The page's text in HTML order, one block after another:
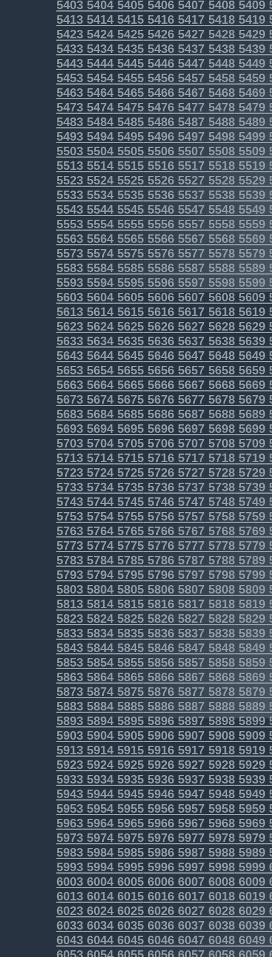
5403540454055406540754085409
5413541454155416541754185419
5423542454255426542754285429
5433543454355436543754385439
5443544454455446544754485449
5453545454555456545754585459
5463546454655466546754685469
54735474547554765477 54785479
54835484548554865487 54885489
54935494549554965497 54985499
55035504550555065507 55085509
55135514551555165517 55185519
5523552455255526552755285529
55335534553555365537 55385539
55435544554555465547 55485549
55535554555555565557 55585559
55635564556555665567 55685569
55735574557555765577 55785579
55835584558555865587 55885589
55935594559555965597 55985599
5603560456055606560756085609
5613561456155616561756185619
5623562456255626562756285629
5633563456355636563756385639
5643564456455646564756485649
5653565456555656565756585659
5663566456655666566756685669
5673567456755676567756785679
5683568456855686568756885689
5693569456955696569756985699
5703570457055706570757085709
5713571457155716571757185719
5723572457255726572757285729
5733573457355736573757385739
5743574457455746574757485749
5753575457555756575757585759
57635764576557665767 57685769
5773577457755776577757785779
57835784578557865787 57885789
57935794579557965797 57985799
58035804580558065807 58085809
5813581458155816581758185819
58235824582558265827 58285829
58335834583558365837 58385839
58435844584558465847 58485849
58535854585558565857 58585859
58635864586558665867 58685869
58735874587558765877 58785879
58835884588558865887 58885889
5893589458955896589758985899
5903590459055906590759085909
5913591459155916591759185919
5923592459255926592759285929
5933593459355936593759385939
5943594459455946594759485949
5953595459555956595759585959
5963596459655966596759685969
5973597459755976597759785979
5983598459855986598759885989
5993599459955996599759985999
6003600460056006600760086009
6013601460156016601760186019
6023602460256026602760286029
6033603460356036603760386039
6043604460456046604760486049